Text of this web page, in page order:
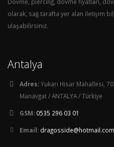
olarak, sağ tarafta yer alan iletişim
ulaşabilirsiniz.
Antalya
Adres:Yukarı Hisar Mahallesi,
Manavgat / ANTALYA / Türkiye
GSM: 0535 296 03 01
Email: dragosside@hotmail.com